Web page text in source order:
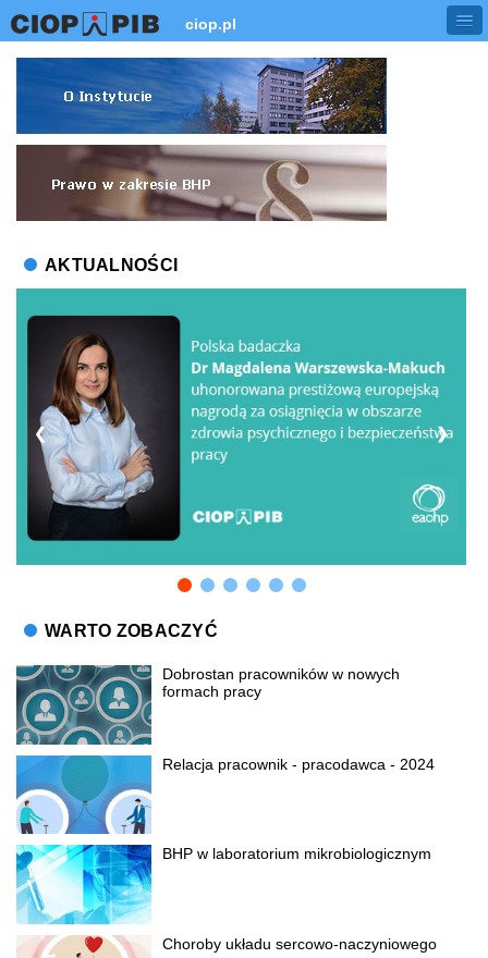
ciop.pl
AKTUALNOŚCI
❮ ❯
WARTO ZOBACZYĆ
Dobrostan pracowników w nowych
formach pracy
Relacja pracownik - pracodawca - 2024
BHP w laboratorium mikrobiologicznym
Choroby układu sercowo-naczyniowego